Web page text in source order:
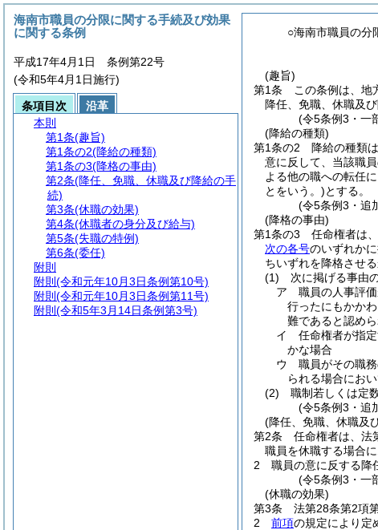
○海南市職員の分
(趣旨)
第1条
この条例は、地
降任、免職、休職及
(令5条例3・一
(降給の種類)
第1条の2
降給の種類
意に反して、当該職
よる他の職への転任
とをいう。)とする。
(令5条例3・追
(降格の事由)
第1条の3
任命権者は
次の各号のいずれか
ちいずれを降格させ
(1)
次に掲げる事由
ア
職員の人事評
行ったにもかか
難であると認めら
イ
任命権者が指
かな場合
ウ
職員がその職
られる場合にお
(2)
職制若しくは定
(令5条例3・追
(降任、免職、休職及
第2条
任命権者は、法
職員を休職する場合
2
職員の意に反する降
(令5条例3・一
(休職の効果)
第3条
法第28条第2項
2
前項の規定により定
海南市職員の分限に関する手続及び効果
に関する条例
平成17年4月1日 条例第22号
(令和5年4月1日施行)
条項目次
沿革
本則
第1条(趣旨)
第1条の2(降給の種類)
第1条の3(降格の事由)
第2条(降任、免職、休職及び降給の手
続)
第3条(休職の効果)
第4条(休職者の身分及び給与)
第5条(失職の特例)
第6条(委任)
附則
附則 (令和元年10月3日条例第10号)
附則 (令和元年10月3日条例第11号)
附則 (令和5年3月14日条例第3号)